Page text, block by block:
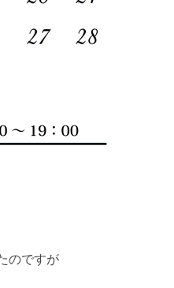
のですが